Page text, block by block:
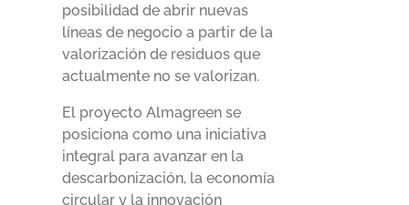
posibilidad de abrir nuevas
líneas de negocio a partir de la
valorización de residuos que
actualmente no se valorizan.
El proyecto Almagreen se
posiciona como una iniciativa
integral para avanzar en la
descarbonización, la economía
circular y la innovación